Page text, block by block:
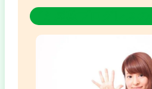
ゴミ屋敷プログレスの